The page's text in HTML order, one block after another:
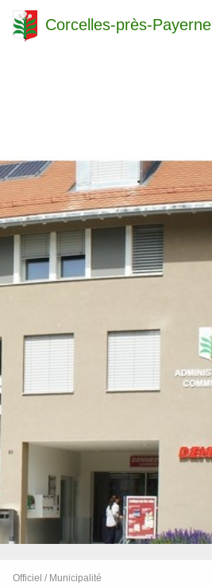
Corcelles-près-Payerne
Officiel / Municipalité